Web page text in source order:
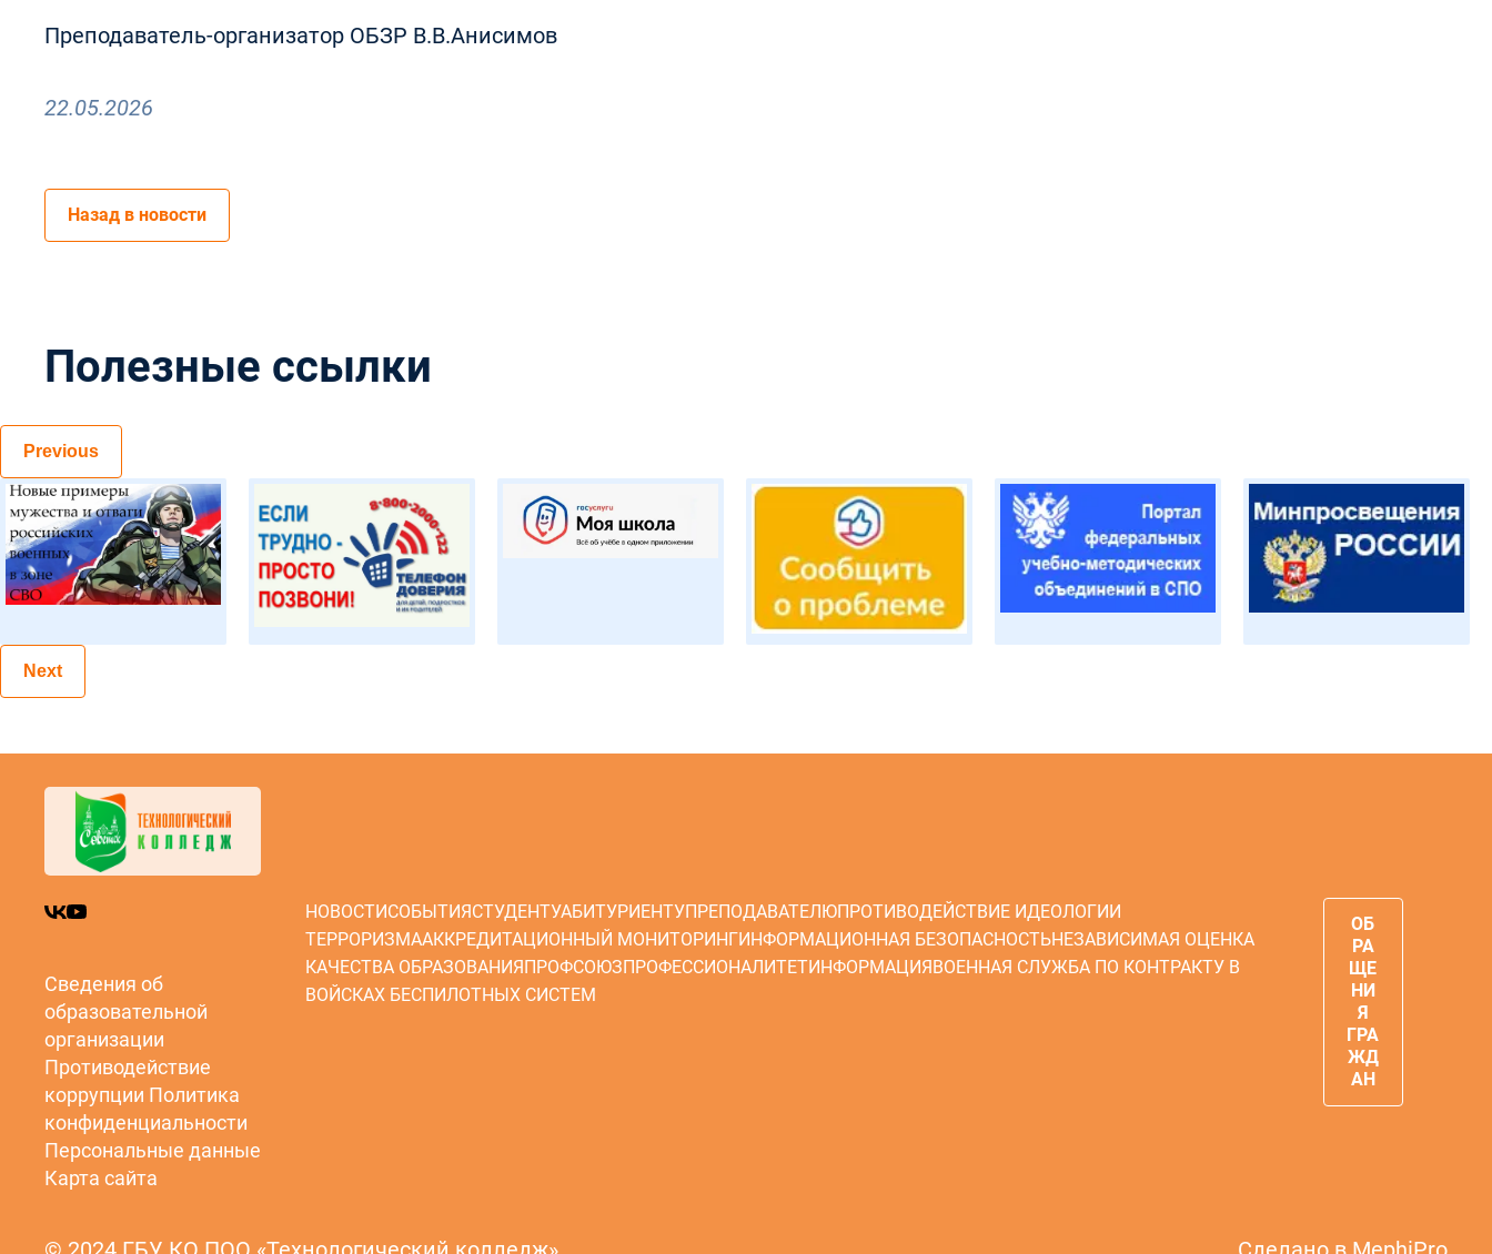
Преподаватель-организатор ОБЗР В.В.Анисимов
22.05.2026
Назад в новости
Полезные ссылки
Previous
Next
Сведения об
образовательной
организации
Противодействие
коррупции Политика
конфиденциальности
Персональные данные
Карта сайта
НОВОСТИСОБЫТИЯСТУДЕНТУАБИТУРИЕНТУПРЕПОДАВАТЕЛЮПРОТИВОДЕЙСТВИЕ ИДЕОЛОГИИ
ТЕРРОРИЗМААККРЕДИТАЦИОННЫЙ МОНИТОРИНГИНФОРМАЦИОННАЯ БЕЗОПАСНОСТЬНЕЗАВИСИМАЯ ОЦЕНКА
КАЧЕСТВА ОБРАЗОВАНИЯПРОФСОЮЗПРОФЕССИОНАЛИТЕТИНФОРМАЦИЯВОЕННАЯ СЛУЖБА ПО КОНТРАКТУ В
ВОЙСКАХ БЕСПИЛОТНЫХ СИСТЕМ
ОБ
РА
ЩЕ
НИ
Я
ГРА
ЖД
АН